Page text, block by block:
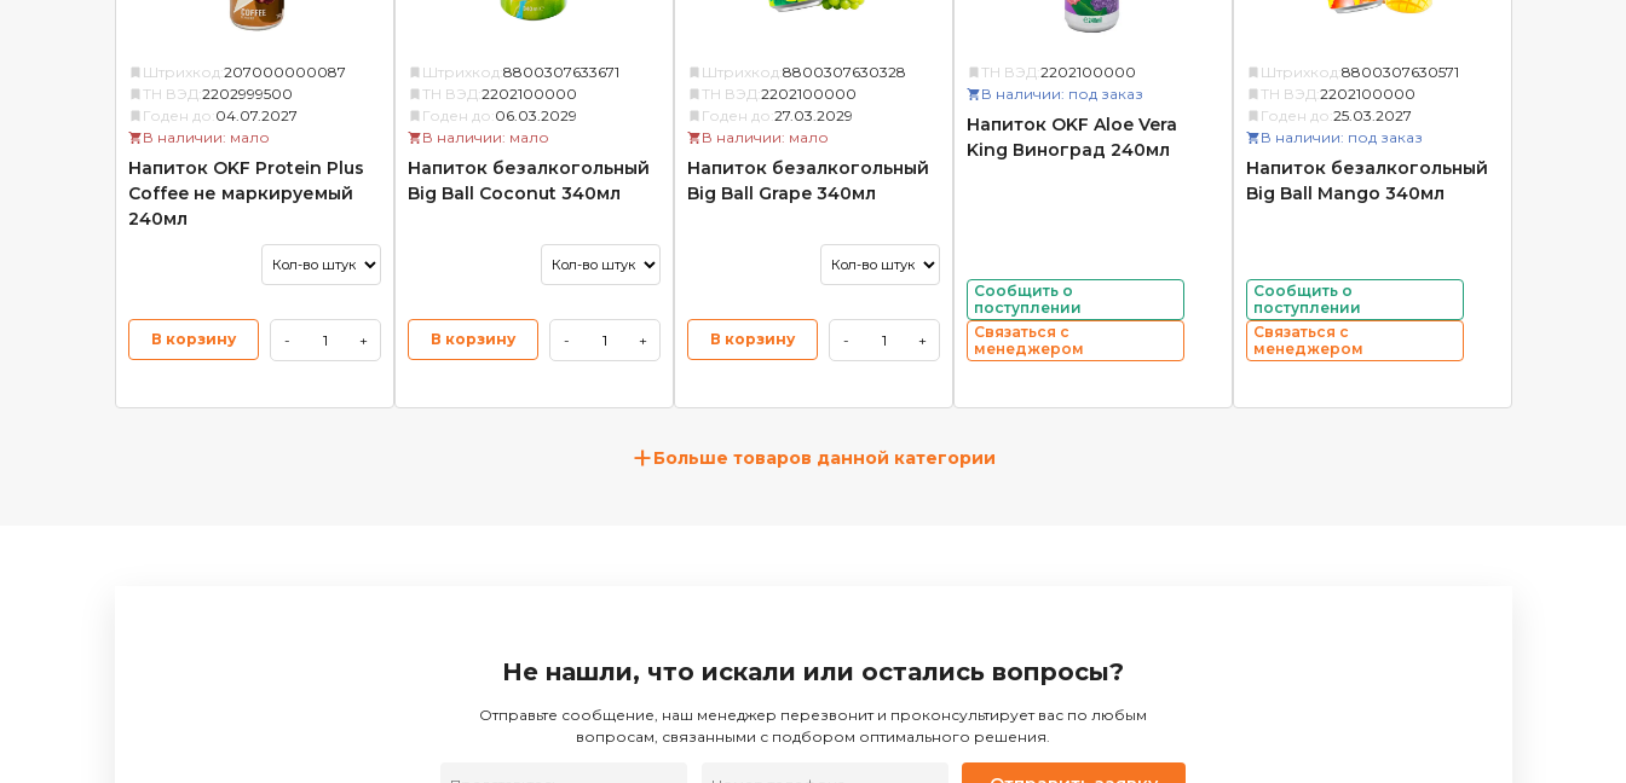
Штрихкод: 207000000087
ТН ВЭД: 2202999500
Годен до: 04.07.2027
В наличии: мало
Напиток OKF Protein Plus
Coffee не маркируемый
240мл
В корзину - +
Штрихкод: 8800307633671
ТН ВЭД: 2202100000
Годен до: 06.03.2029
В наличии: мало
Напиток безалкогольный
Big Ball Coconut 340мл
В корзину - +
Штрихкод: 8800307630328
ТН ВЭД: 2202100000
Годен до: 27.03.2029
В наличии: мало
Напиток безалкогольный
Big Ball Grape 340мл
В корзину - +
ТН ВЭД: 2202100000
В наличии: под заказ
Напиток OKF Aloe Vera
King Виноград 240мл
Сообщить о
поступлении
Связаться с
менеджером
Штрихкод: 8800307630571
ТН ВЭД: 2202100000
Годен до: 25.03.2027
В наличии: под заказ
Напиток безалкогольный
Big Ball Mango 340мл
Сообщить о
поступлении
Связаться с
менеджером
+Больше товаров данной категории
Не нашли, что искали или остались вопросы?
Отправьте сообщение, наш менеджер перезвонит и проконсультирует вас по любым
вопросам, связанными с подбором оптимального решения.